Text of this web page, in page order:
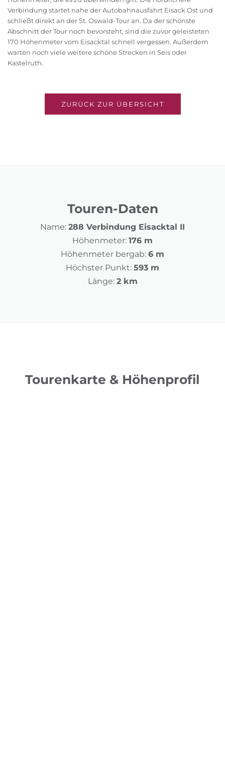
Verbindung startet nahe der Autobahnausfahrt Eisack Ost und
schließt direkt an der St. Oswald-Tour an. Da der schönste
Abschnitt der Tour noch bevorsteht, sind die zuvor geleisteten
170 Höhenmeter vom Eisacktal schnell vergessen. Außerdem
warten noch viele weitere schöne Strecken in Seis oder
Kastelruth.
ZURÜCK ZUR ÜBERSICHT
Touren-Daten
Name: 288 Verbindung Eisacktal II
Höhenmeter: 176 m
Höhenmeter bergab: 6 m
Höchster Punkt: 593 m
Länge: 2 km
Tourenkarte & Höhenprofil